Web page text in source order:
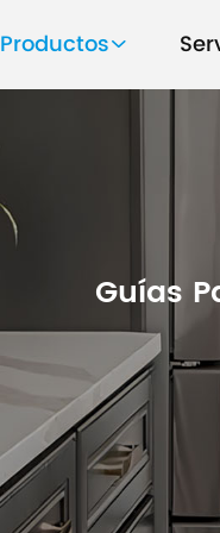
Productos
Guías